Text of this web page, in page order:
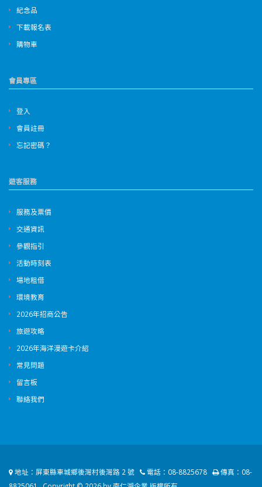
紀念品
下載報名表
購物車
會員專區
登入
會員註冊
忘記密碼？
遊客服務
服務及票價
交通資訊
參觀指引
活動時刻表
場地租借
環境教育
2026年招商公告
旅遊攻略
2026年海洋漫遊卡介紹
常見問題
留言板
聯絡我們
地址： 屏東縣車城鄉後灣村後灣路 2 號 電話： 08-8825678 傳真： 08-